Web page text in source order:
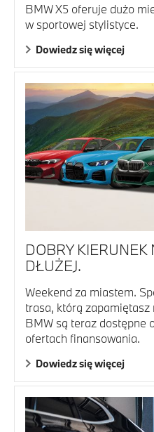
BMW X5 oferuje dużo
w sportowej stylistyce.
Dowiedz się więcej
DOBRY KIERUNEK
DŁUŻEJ.
Weekend za miastem.
trasa, którą zapamiętasz
BMW są teraz dostępne
ofertach finansowania.
Dowiedz się więcej